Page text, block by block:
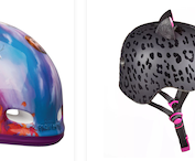
à 5 ans
réglables,
ans et plus